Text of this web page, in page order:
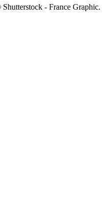
- France Graphic.